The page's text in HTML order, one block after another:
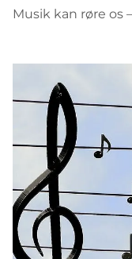
Musik kan røre os